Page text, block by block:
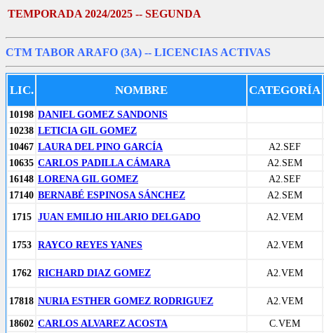
TEMPORADA 2024/2025 -- SEGUNDA
CTM TABOR ARAFO (3A) -- LICENCIAS ACTIVAS
LIC. NOMBRE CATEGORÍA
10198 DANIEL GOMEZ SANDONIS
10238 LETICIA GIL GOMEZ
10467 LAURA DEL PINO GARCÍA A2.SEF
10635 CARLOS PADILLA CÁMARA A2.SEM
16148 LORENA GIL GOMEZ A2.SEF
17140 BERNABÉ ESPINOSA SÁNCHEZ A2.SEM
1715 JUAN EMILIO HILARIO DELGADO A2.VEM
1753 RAYCO REYES YANES A2.VEM
1762 RICHARD DIAZ GOMEZ A2.VEM
17818 NURIA ESTHER GOMEZ RODRIGUEZ A2.VEM
18602 CARLOS ALVAREZ ACOSTA C.VEM